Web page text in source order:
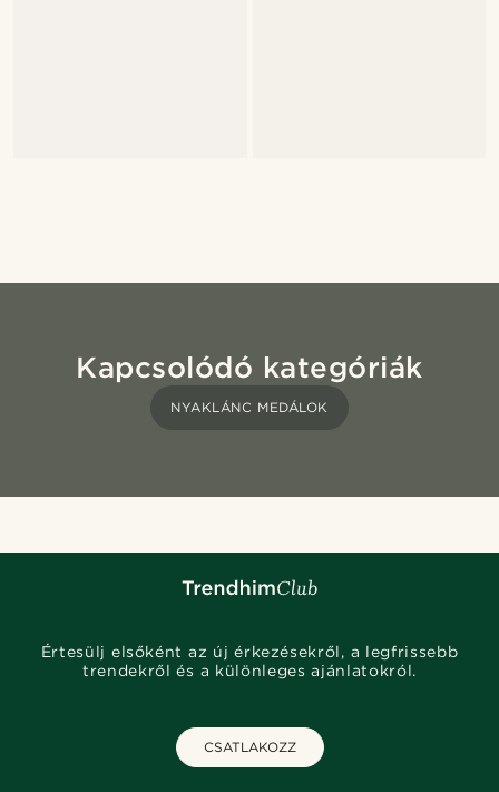
Kapcsolódó kategóriák
NYAKLÁNC MEDÁLOK
Értesülj elsőként az új érkezésekről, a legfrissebb
trendekről és a különleges ajánlatokról.
CSATLAKOZZ